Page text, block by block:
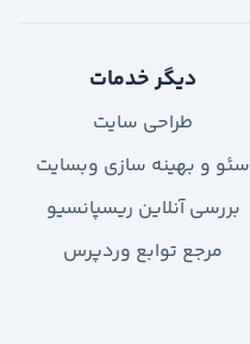
دیگر خدمات
طراحی سایت
سئو و بهینه سازی وبسایت
بررسی آنلاین ریسپانسیو
مرجع توابع وردپرس